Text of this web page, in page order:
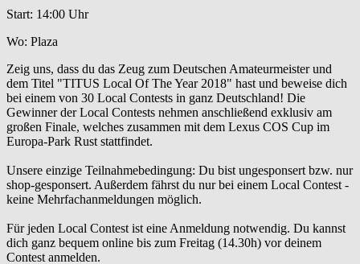
Start: 14:00 Uhr
Wo: Plaza
Zeig uns, dass du das Zeug zum Deutschen Amateurmeister und
dem Titel "TITUS Local Of The Year 2018" hast und beweise dich
bei einem von 30 Local Contests in ganz Deutschland! Die
Gewinner der Local Contests nehmen anschließend exklusiv am
großen Finale, welches zusammen mit dem Lexus COS Cup im
Europa-Park Rust stattfindet.
Unsere einzige Teilnahmebedingung: Du bist ungesponsert bzw. nur
shop-gesponsert. Außerdem fährst du nur bei einem Local Contest -
keine Mehrfachanmeldungen möglich.
Für jeden Local Contest ist eine Anmeldung notwendig. Du kannst
dich ganz bequem online bis zum Freitag (14.30h) vor deinem
Contest anmelden.